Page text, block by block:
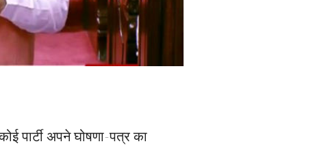
पार्टी अपने घोषणा-पत्र का